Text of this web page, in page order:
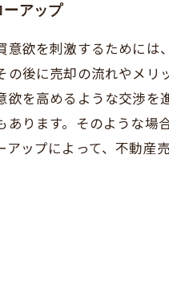
ーアップ
欲を刺激するためには
の後に売却の流れやメ
欲を高めるような交渉
ります。そのような
ップによって、不動産